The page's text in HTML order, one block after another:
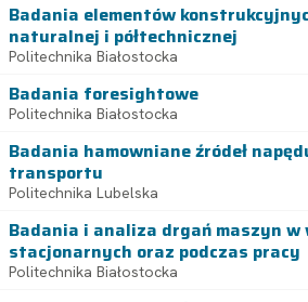
Badania elementów
naturalnej i półtechnicznej
Politechnika Białostocka
Badania foresightowe
Politechnika Białostocka
Badania hamowniane źródeł
transportu
Politechnika Lubelska
Badania i analiza drgań maszyn w
stacjonarnych oraz podczas pracy
Politechnika Białostocka